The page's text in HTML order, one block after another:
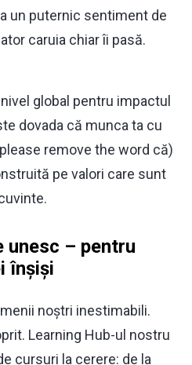
un puternic sentiment de
caruia chiar îi pasă.
global pentru impactul
dovada că munca ta cu
remove the word că)
pe valori care sunt
unesc – pentru
înșiși
noștri inestimabili.
Learning Hub-ul nostru
cursuri la cerere: de la